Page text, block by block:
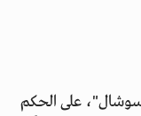
على الحكم